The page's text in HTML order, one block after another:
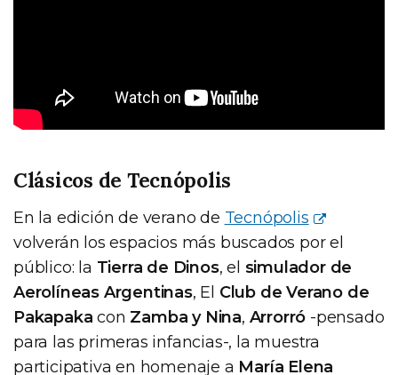
Clásicos de Tecnópolis
En la edición de verano de Tecnópolis
volverán los espacios más buscados por el
público: la Tierra de Dinos, el simulador de
Aerolíneas Argentinas, El Club de Verano de
Pakapaka con Zamba y Nina, Arrorró -pensado
para las primeras infancias-, la muestra
participativa en homenaje a María Elena